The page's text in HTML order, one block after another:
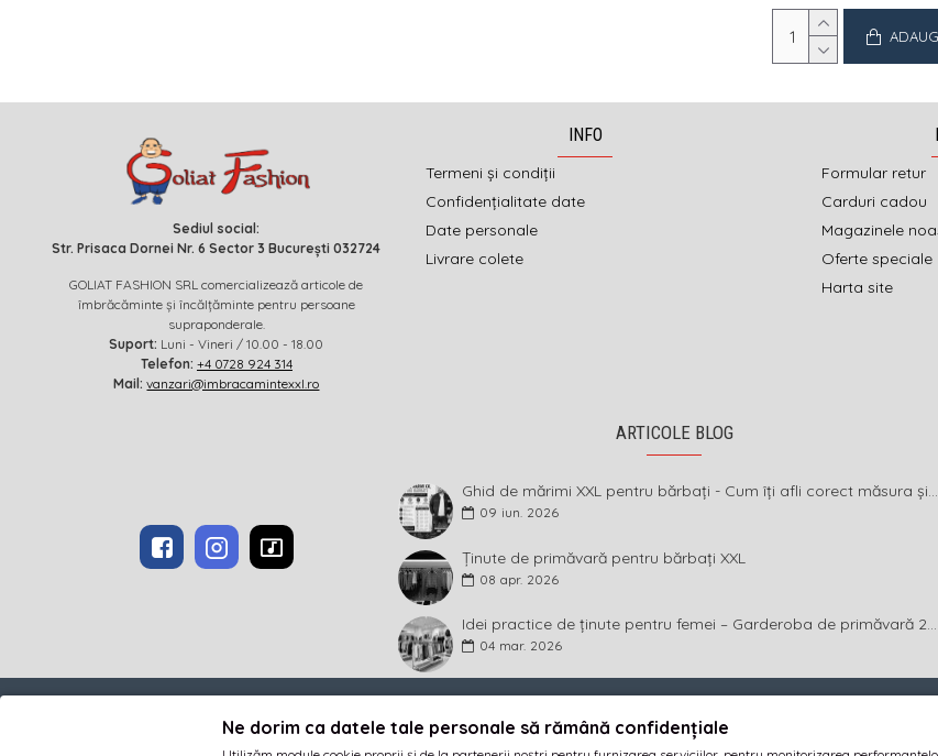
Sediul social:
Str. Prisaca Dornei Nr. 6 Sector 3 București 032724
GOLIAT FASHION SRL comercializează articole de
îmbrăcăminte și încălțăminte pentru persoane
supraponderale.
Suport: Luni - Vineri / 10.00 - 18.00
Telefon: +4 0728 924 314
Mail: vanzari@imbracamintexxl.ro
INFO
Termeni și condiții
Confidențialitate date
Date personale
Livrare colete
Formular retur
Carduri cadou
Magazinele
Oferte speciale
Harta site
ARTICOLE BLOG
Ghid de mărimi XXL pentru bărbați - Cum îți afli corect măsura și ce înseamnă diferența dintre mărimi
09 iun. 2026
Ținute de primăvară pentru bărbați XXL
08 apr. 2026
Idei practice de ținute pentru femei – Garderoba de primăvară 2026 în mărimi mari
04 mar. 2026
© 2005-2026 imbracamintexxl.ro
Ne dorim ca datele tale personale să rămână confidențiale